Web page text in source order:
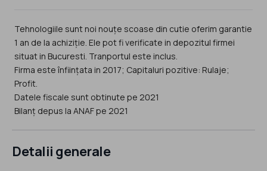
Tehnologiile sunt noi nouțe scoase din cutie oferim garantie
1 an de la achiziție. Ele pot fi verificate in depozitul firmei
situat in Bucuresti. Tranportul este inclus.
Firma este înființata in 2017; Capitaluri pozitive: Rulaje;
Profit.
Datele fiscale sunt obtinute pe 2021
Bilanț depus la ANAF pe 2021
Detalii generale